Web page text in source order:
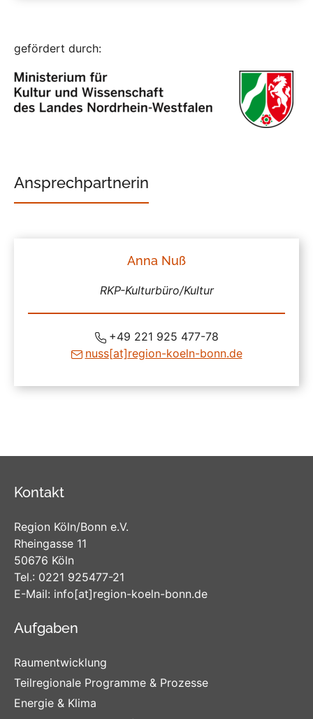
gefördert durch:
Ansprechpartnerin
Anna Nuß
RKP-Kulturbüro/Kultur
+49 221 925 477-78
nuss[at]region-koeln-bonn.de
Kontakt
Region Köln/Bonn e.V.
Rheingasse 11
50676 Köln
Tel.: 0221 925477-21
E-Mail: info[at]region-koeln-bonn.de
Aufgaben
Raumentwicklung
Teilregionale Programme & Prozesse
Energie & Klima